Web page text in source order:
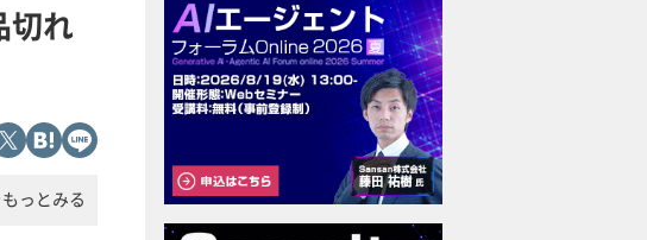
切れ
っとみる